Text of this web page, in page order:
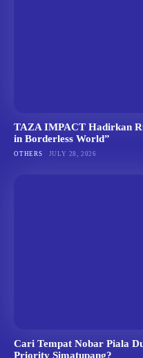
TAZA IMPACT Hadirkan
in Borderless World”
OTHERS JULY 28, 2026
Cari Tempat Nobar Piala
Priority Simatupang?